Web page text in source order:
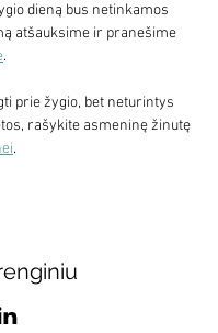
dieną bus netinkamos
atšauksime ir pranešime
.
prie žygio, bet neturintys
rašykite asmeninę žinutę
.